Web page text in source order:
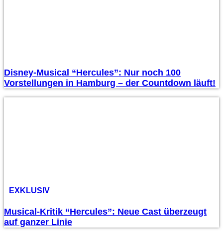
Disney-Musical “Hercules”: Nur noch 100
Vorstellungen in Hamburg – der Countdown läuft!
EXKLUSIV
Musical-Kritik “Hercules”: Neue Cast überzeugt
auf ganzer Linie